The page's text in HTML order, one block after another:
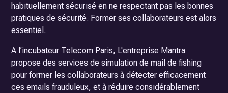
habituellement sécurisé en ne respectant pas les bonnes
pratiques de sécurité. Former ses collaborateurs est alors
essentiel.
A l’incubateur Telecom Paris, L'entreprise Mantra
propose des services de simulation de mail de fishing
pour former les collaborateurs à détecter efficacement
ces emails frauduleux, et à réduire considérablement